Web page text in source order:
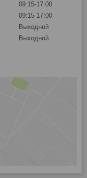
09:15-17:00
09:15-17:00
Выходной
Выходной